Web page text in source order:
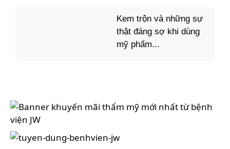
Kem trộn và những sự
thật đáng sợ khi dùng
mỹ phẩm...